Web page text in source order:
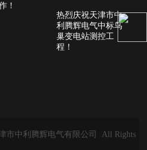
！
热烈庆祝天津市中
利腾辉电气中标鸟
巢变电站测控工
程！
市中利腾辉电气有限公司 All Rights